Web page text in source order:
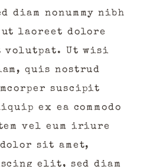
nonummy nibh
laoreet dolore
volutpat. Ut wisi
quis nostrud
suscipit
ex ea commodo
vel eum iriure
sit amet,
elit, sed diam